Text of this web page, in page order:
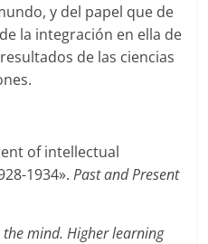
y del papel que de
la integración en ella de
de las ciencias
of intellectual
1934».Past and Present
mind. Higher learning